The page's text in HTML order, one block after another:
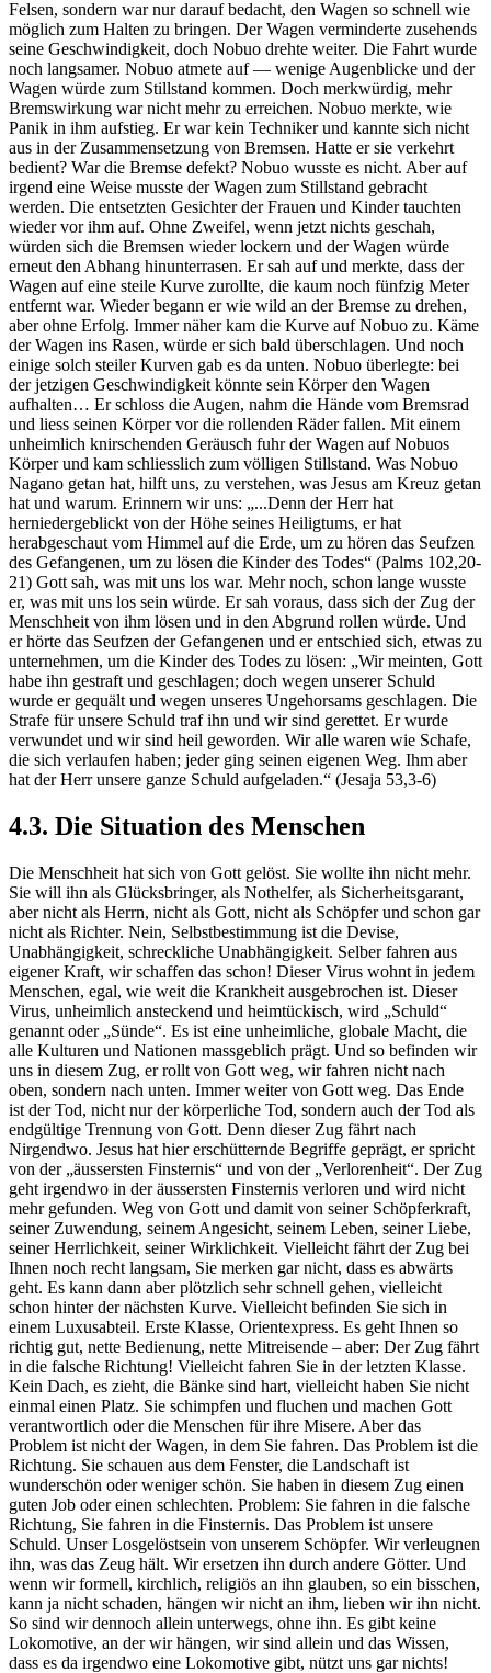
Felsen, sondern war nur darauf bedacht, den Wagen so schnell wie
möglich zum Halten zu bringen. Der Wagen verminderte zusehends
seine Geschwindigkeit, doch Nobuo drehte weiter. Die Fahrt wurde
noch langsamer. Nobuo atmete auf — wenige Augenblicke und der
Wagen würde zum Stillstand kommen. Doch merkwürdig, mehr
Bremswirkung war nicht mehr zu erreichen. Nobuo merkte, wie
Panik in ihm aufstieg. Er war kein Tech­niker und kannte sich nicht
aus in der Zusammensetzung von Bremsen. Hatte er sie verkehrt
bedient? War die Bremse de­fekt? Nobuo wusste es nicht. Aber auf
irgend eine Weise musste der Wagen zum Stillstand gebracht
werden. Die entsetzten Gesichter der Frauen und Kinder tauchten
wieder vor ihm auf. Ohne Zweifel, wenn jetzt nichts geschah,
würden sich die Bremsen wieder lockern und der Wagen würde
erneut den Ab­hang hinunterrasen. Er sah auf und merkte, dass der
Wagen auf eine steile Kurve zurollte, die kaum noch fünfzig Meter
ent­fernt war. Wieder begann er wie wild an der Bremse zu dre­hen,
aber ohne Erfolg. Immer näher kam die Kurve auf Nobuo zu. Käme
der Wagen ins Rasen, würde er sich bald überschlagen. Und noch
einige solch steiler Kurven gab es da unten. Nobuo überlegte: bei
der jetzigen Geschwindigkeit könnte sein Körper den Wagen
aufhalten… Er schloss die Augen, nahm die Hände vom Bremsrad
und liess seinen Körper vor die rollenden Räder fal­len. Mit einem
unheimlich knirschenden Geräusch fuhr der Wagen auf Nobuos
Körper und kam schliesslich zum völligen Stillstand. Was Nobuo
Nagano getan hat, hilft uns, zu verstehen, was Jesus am Kreuz getan
hat und warum. Erinnern wir uns: „...Denn der Herr hat
herniedergeblickt von der Höhe seines Heiligtums, er hat
herabgeschaut vom Himmel auf die Erde, um zu hören das Seufzen
des Gefangenen, um zu lösen die Kinder des Todes“ (Palms 102,20-
21) Gott sah, was mit uns los war. Mehr noch, schon lange wusste
er, was mit uns los sein würde. Er sah voraus, dass sich der Zug der
Menschheit von ihm lösen und in den Abgrund rollen würde. Und
er hörte das Seufzen der Gefangenen und er entschied sich, etwas zu
unternehmen, um die Kinder des Todes zu lösen: „Wir meinten, Gott
habe ihn gestraft und geschlagen; doch wegen unserer Schuld
wurde er gequält und wegen unseres Ungehorsams geschlagen. Die
Strafe für unsere Schuld traf ihn und wir sind gerettet. Er wurde
verwundet und wir sind heil geworden. Wir alle waren wie Schafe,
die sich verlaufen haben; jeder ging seinen eigenen Weg. Ihm aber
hat der Herr unsere ganze Schuld aufgeladen.“ (Jesaja 53,3-6)
4.3. Die Situation des Menschen
Die Menschheit hat sich von Gott gelöst. Sie wollte ihn nicht mehr.
Sie will ihn als Glücksbringer, als Nothelfer, als Sicherheitsgarant,
aber nicht als Herrn, nicht als Gott, nicht als Schöpfer und schon gar
nicht als Richter. Nein, Selbstbestimmung ist die Devise,
Unabhängigkeit, schreckliche Unabhängigkeit. Selber fahren aus
eigener Kraft, wir schaffen das schon! Dieser Virus wohnt in jedem
Menschen, egal, wie weit die Krankheit ausgebrochen ist. Dieser
Virus, unheimlich ansteckend und heimtückisch, wird „Schuld“
genannt oder „Sünde“. Es ist eine unheimliche, globale Macht, die
alle Kulturen und Nationen massgeblich prägt. Und so befinden wir
uns in diesem Zug, er rollt von Gott weg, wir fahren nicht nach
oben, sondern nach unten. Immer weiter von Gott weg. Das Ende
ist der Tod, nicht nur der körperliche Tod, sondern auch der Tod als
endgültige Trennung von Gott. Denn dieser Zug fährt nach
Nirgendwo. Jesus hat hier erschütternde Begriffe geprägt, er spricht
von der „äussersten Finsternis“ und von der „Verlorenheit“. Der Zug
geht irgendwo in der äussersten Finsternis verloren und wird nicht
mehr gefunden. Weg von Gott und damit von seiner Schöpferkraft,
seiner Zuwendung, seinem Angesicht, seinem Leben, seiner Liebe,
seiner Herrlichkeit, seiner Wirklichkeit. Vielleicht fährt der Zug bei
Ihnen noch recht langsam, Sie merken gar nicht, dass es abwärts
geht. Es kann dann aber plötzlich sehr schnell gehen, vielleicht
schon hinter der nächsten Kurve. Vielleicht befinden Sie sich in
einem Luxusabteil. Erste Klasse, Orientexpress. Es geht Ihnen so
richtig gut, nette Bedienung, nette Mitreisende – aber: Der Zug fährt
in die falsche Richtung! Vielleicht fahren Sie in der letzten Klasse.
Kein Dach, es zieht, die Bänke sind hart, vielleicht haben Sie nicht
einmal einen Platz. Sie schimpfen und fluchen und machen Gott
verantwortlich oder die Menschen für ihre Misere. Aber das
Problem ist nicht der Wagen, in dem Sie fahren. Das Problem ist die
Richtung. Sie schauen aus dem Fenster, die Landschaft ist
wunderschön oder weniger schön. Sie haben in diesem Zug einen
guten Job oder einen schlechten. Problem: Sie fahren in die falsche
Richtung, Sie fahren in die Finsternis. Das Problem ist unsere
Schuld. Unser Losgelöstsein von unserem Schöpfer. Wir verleugnen
ihn, was das Zeug hält. Wir ersetzen ihn durch andere Götter. Und
wenn wir formell, kirchlich, religiös an ihn glauben, so ein bisschen,
kann ja nicht schaden, hängen wir nicht an ihm, lieben wir ihn nicht.
So sind wir dennoch allein unterwegs, ohne ihn. Es gibt keine
Lokomotive, an der wir hängen, wir sind allein und das Wissen,
dass es da irgendwo eine Lokomotive gibt, nützt uns gar nichts!